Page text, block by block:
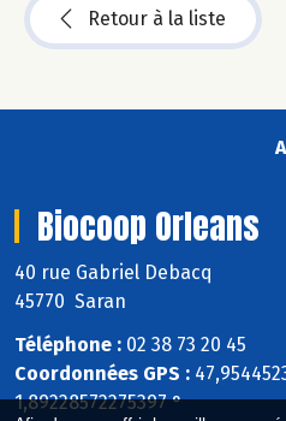
Retour à la liste
Biocoop Orleans
40 rue Gabriel Debacq
45770 Saran
Téléphone : 02 38 73 20 45
Coordonnées GPS :
1,89228572275397 °